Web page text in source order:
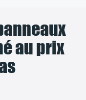
au prix